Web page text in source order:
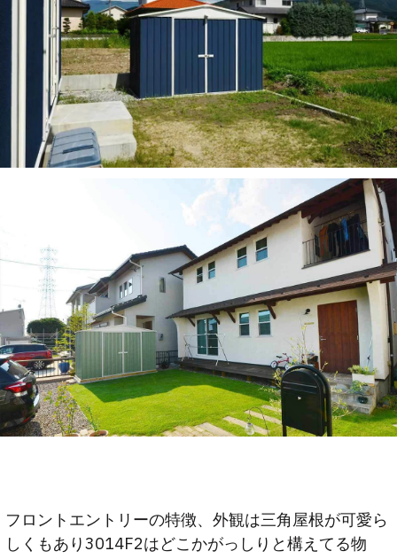
フロントエントリーの特徴、外観は三角屋根が可愛ら
しくもあり3014F2はどこかがっしりと構えてる物